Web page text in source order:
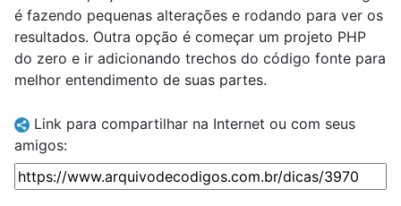
é fazendo pequenas alterações e rodando para ver os
resultados. Outra opção é começar um projeto PHP
do zero e ir adicionando trechos do código fonte para
melhor entendimento de suas partes.
Link para compartilhar na Internet ou com seus
amigos: